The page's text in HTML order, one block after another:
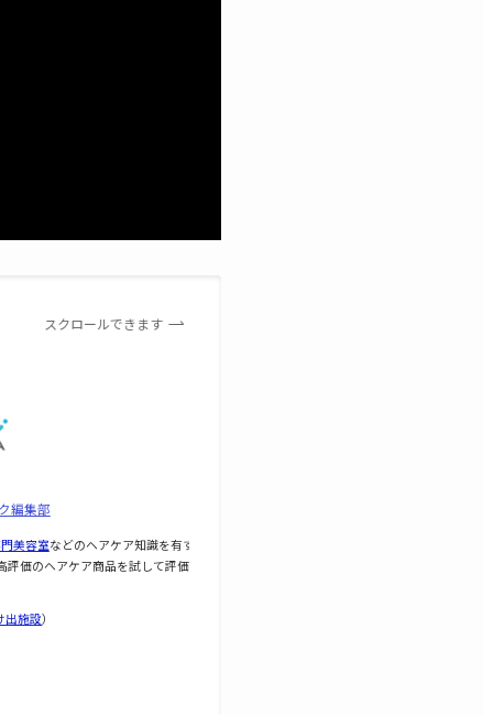
スクロールできます
編集部
美容室などのヘアケア知識を有す
価のヘアケア商品を試して評価し
出施設）